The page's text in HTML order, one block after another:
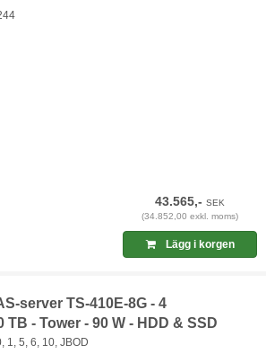
43.565,-SEK
(34.852,00 exkl. moms)
Lägg i korgen
server TS-410E-8G - 4
TB - Tower - 90 W - HDD & SSD
1, 5, 6, 10, JBOD